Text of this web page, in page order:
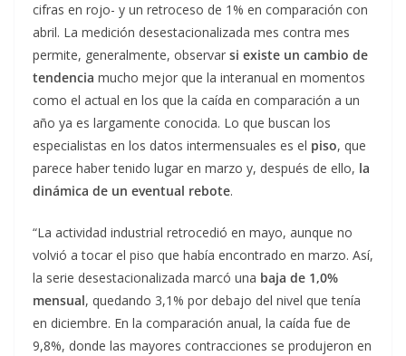
cifras en rojo- y un retroceso de 1% en comparación con
abril. La medición desestacionalizada mes contra mes
permite, generalmente, observar si existe un cambio de
tendencia mucho mejor que la interanual en momentos
como el actual en los que la caída en comparación a un
año ya es largamente conocida. Lo que buscan los
especialistas en los datos intermensuales es el piso, que
parece haber tenido lugar en marzo y, después de ello, la
dinámica de un eventual rebote.
“La actividad industrial retrocedió en mayo, aunque no
volvió a tocar el piso que había encontrado en marzo. Así,
la serie desestacionalizada marcó una baja de 1,0%
mensual, quedando 3,1% por debajo del nivel que tenía
en diciembre. En la comparación anual, la caída fue de
9,8%, donde las mayores contracciones se produjeron en